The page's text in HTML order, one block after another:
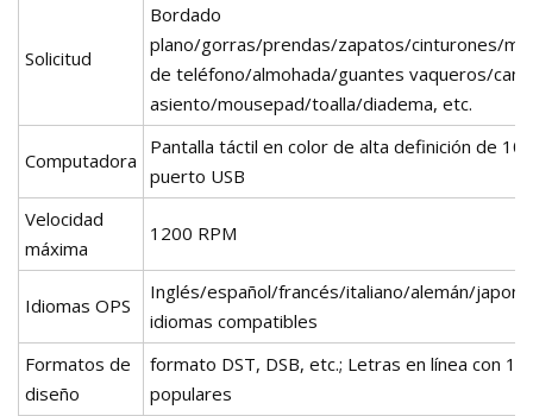
Solicitud
Bordado
plano/gorras/prendas/zapatos/cinturones/
de teléfono/almohada/guantes vaqueros/
asiento/mousepad/toalla/diadema, etc.
Computadora
Pantalla táctil en color de alta definición de 10
puerto USB
Velocidad
máxima
1200 RPM
Idiomas OPS
Inglés/español/francés/italiano/alemán/
idiomas compatibles
Formatos de
diseño
formato DST, DSB, etc.; Letras en línea con
populares